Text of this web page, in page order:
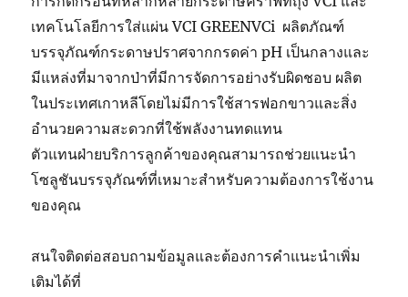
เทคโนโลยีการใส่แผ่น VCI GREENVCi ผลิตภัณฑ์
บรรจุภัณฑ์กระดาษปราศจากกรดค่า pH เป็นกลางและ
มีแหล่งที่มาจากป่าที่มีการจัดการอย่างรับผิดชอบ ผลิต
ในประเทศเกาหลีโดยไม่มีการใช้สารฟอกขาวและสิ่ง
อำนวยความสะดวกที่ใช้พลังงานทดแทน
ตัวแทนฝ่ายบริการลูกค้าของคุณสามารถช่วยแนะนำ
โซลูชันบรรจุภัณฑ์ที่เหมาะสำหรับความต้องการใช้งาน
ของคุณ
สนใจติดต่อสอบถามข้อมูลและต้องการคำแนะนำเพิ่ม
เติมได้ที่